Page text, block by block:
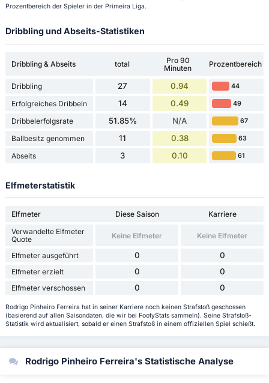
Prozentbereich der Spieler in der Primeira Liga.
Dribbling und Abseits-Statistiken
Dribbling & Abseits total
Pro 90
Minuten
Prozentbereich
Dribbling 27 0.94 44
Erfolgreiches Dribbeln 14 0.49 49
Dribbelerfolgsrate 51.85% N/A 67
Ballbesitz genommen 11 0.38 63
Abseits 3 0.10 61
Elfmeterstatistik
Elfmeter Diese Saison
Karriere
Verwandelte Elfmeter
Quote
Keine Elfmeter Keine Elfmeter
Elfmeter ausgeführt 0 0
Elfmeter erzielt 0 0
Elfmeter verschossen 0 0
Rodrigo Pinheiro Ferreira hat in seiner Karriere noch keinen Strafstoß geschossen
(basierend auf allen Saisondaten, die wir bei FootyStats sammeln). Seine Strafstoß-
Statistik wird aktualisiert, sobald er einen Strafstoß in einem offiziellen Spiel schießt.
Rodrigo Pinheiro Ferreira's Statistische Analyse